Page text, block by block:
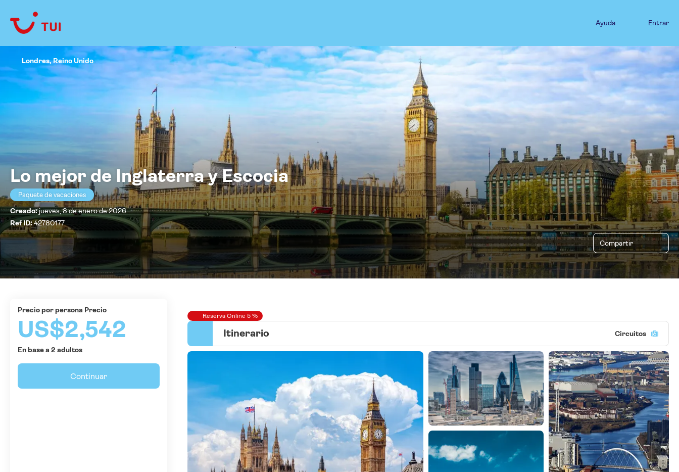
Ayuda Entrar
Lo mejor de Inglaterra y Escocia
Paquete de vacaciones
Creado:jueves, 8 de enero de 2026
Ref ID:42780177
Compartir
Londres, Reino Unido
Reserva Online 5 %
Itinerario Circuitos
precio por persona Precio
US$2,542
En base a 2 adultos
Continuar